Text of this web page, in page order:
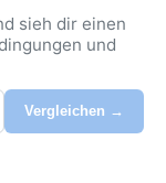
sieh dir einen
und
Vergleichen →